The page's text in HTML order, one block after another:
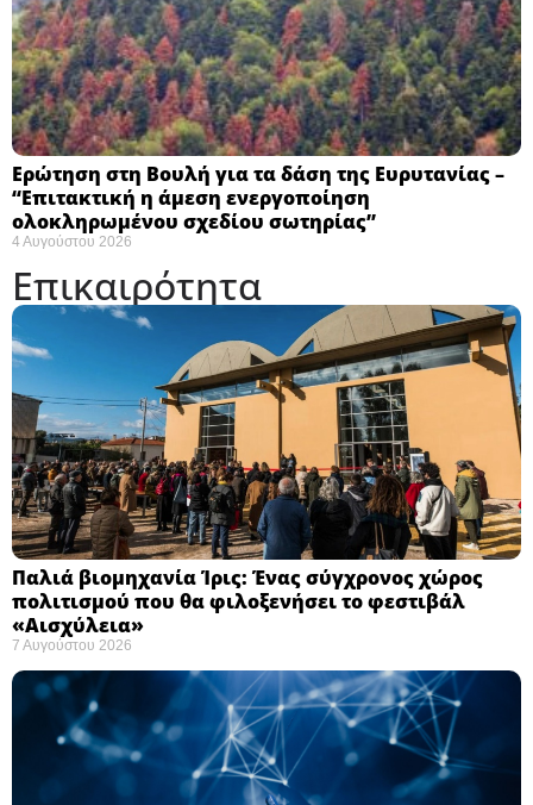
Ερώτηση στη Βουλή για τα δάση της Ευρυτανίας –
“Eπιτακτική η άμεση ενεργοποίηση
ολοκληρωμένου σχεδίου σωτηρίας”
4 Αυγούστου 2026
Επικαιρότητα
Παλιά βιομηχανία Ίρις: Ένας σύγχρονος χώρος
πολιτισμού που θα φιλοξενήσει το φεστιβάλ
«Αισχύλεια» ​
7 Αυγούστου 2026